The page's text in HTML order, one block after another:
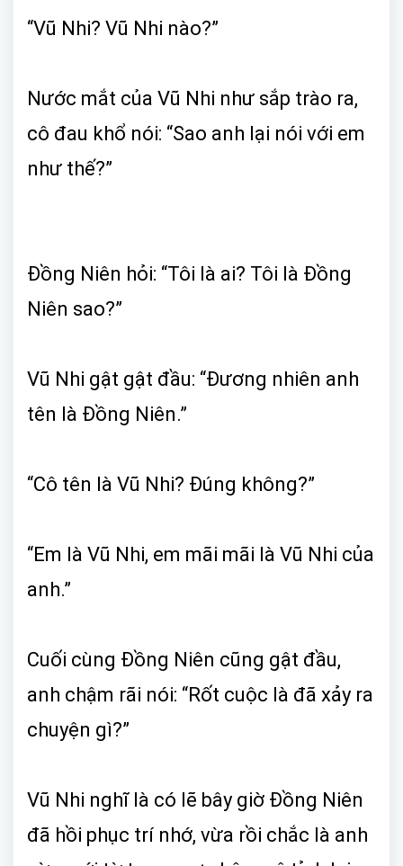
“Vũ Nhi? Vũ Nhi nào?”
Nước mắt của Vũ Nhi như sắp trào ra,
cô đau khổ nói: “Sao anh lại nói với em
như thế?”
Đồng Niên hỏi: “Tôi là ai? Tôi là Đồng
Niên sao?”
Vũ Nhi gật gật đầu: “Đương nhiên anh
tên là Đồng Niên.”
“Cô tên là Vũ Nhi? Đúng không?”
“Em là Vũ Nhi, em mãi mãi là Vũ Nhi của
anh.”
Cuối cùng Đồng Niên cũng gật đầu,
anh chậm rãi nói: “Rốt cuộc là đã xảy ra
chuyện gì?”
Vũ Nhi nghĩ là có lẽ bây giờ Đồng Niên
đã hồi phục trí nhớ, vừa rồi chắc là anh